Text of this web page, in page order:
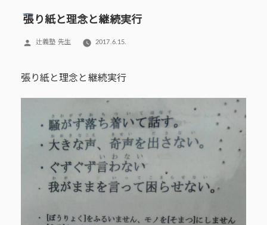
張り紙と理念と継続実行
投
辻義塾 先生 2017.6.15.
張り紙と理念と継続実行